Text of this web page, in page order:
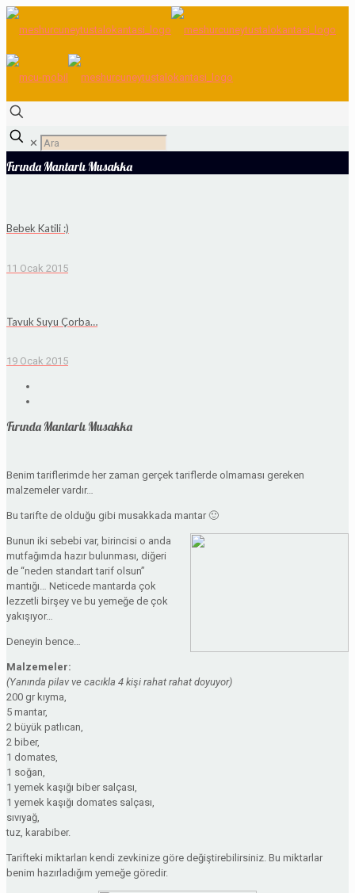
✕
Fırında Mantarlı Musakka
Bebek Katili :)
11 Ocak 2015
Tavuk Suyu Çorba…
19 Ocak 2015
Fırında Mantarlı Musakka
Benim tariflerimde her zaman gerçek tariflerde olmaması gereken
malzemeler vardır…
Bu tarifte de olduğu gibi musakkada mantar 🙂
Bunun iki sebebi var, birincisi o anda
mutfağımda hazır bulunması, diğeri
de “neden standart tarif olsun”
mantığı… Neticede mantarda çok
lezzetli birşey ve bu yemeğe de çok
yakışıyor…
Deneyin bence…
Malzemeler:
(Yanında pilav ve cacıkla 4 kişi rahat rahat doyuyor)
200 gr kıyma,
5 mantar,
2 büyük patlıcan,
2 biber,
1 domates,
1 soğan,
1 yemek kaşığı biber salçası,
1 yemek kaşığı domates salçası,
sıvıyağ,
tuz, karabiber.
Tarifteki miktarları kendi zevkinize göre değiştirebilirsiniz. Bu miktarlar
benim hazırladığım yemeğe göredir.